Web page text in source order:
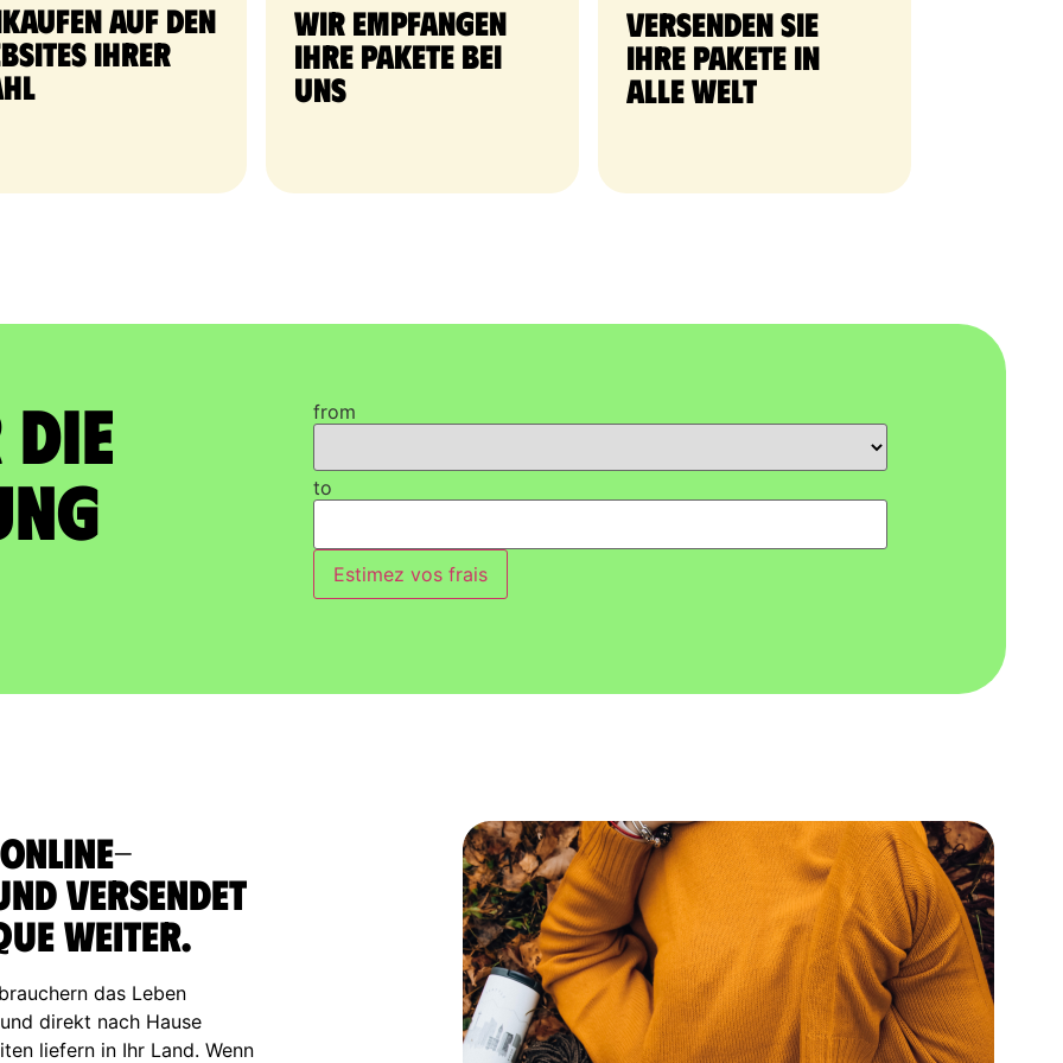
auf den
Ihrer
Wir empfangen
Ihre Pakete bei
uns
Versenden Sie
Ihre Pakete in
alle Welt
from
to
Estimez vos frais
versendet
weiter.
das Leben
direkt nach Hause
liefern in Ihr Land. Wenn